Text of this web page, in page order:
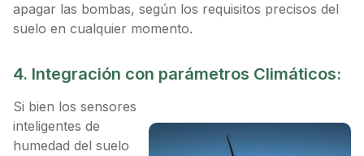
apagar las bombas, según los requisitos precisos del
suelo en cualquier momento.
4. Integración con parámetros Climáticos:
Si bien los sensores
inteligentes de
humedad del suelo